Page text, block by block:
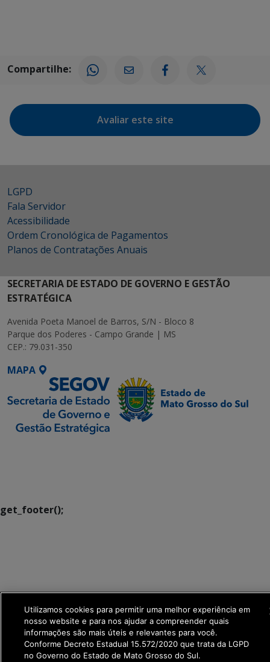
Compartilhe:
Avaliar este site
LGPD
Fala Servidor
Acessibilidade
Ordem Cronológica de Pagamentos
Planos de Contratações Anuais
SECRETARIA DE ESTADO DE GOVERNO E GESTÃO
ESTRATÉGICA
Avenida Poeta Manoel de Barros, S/N - Bloco 8
Parque dos Poderes - Campo Grande | MS
CEP.: 79.031-350
MAPA
get_footer();
Utilizamos cookies para permitir uma melhor experiência em
nosso website e para nos ajudar a compreender quais
informações são mais úteis e relevantes para você.
Conforme Decreto Estadual 15.572/2020 que trata da LGPD
no Governo do Estado de Mato Grosso do Sul.